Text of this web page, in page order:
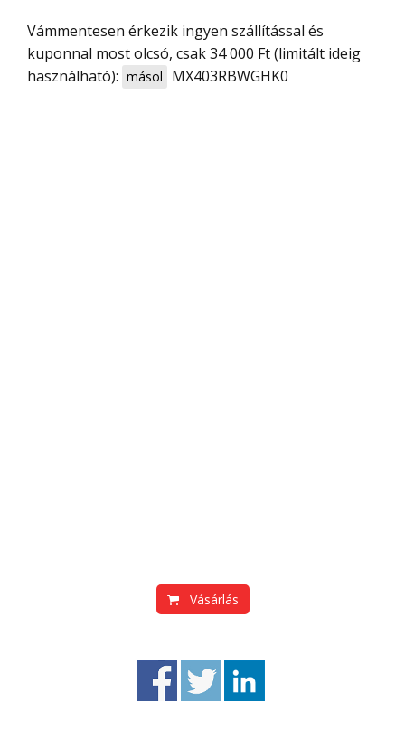
Vámmentesen érkezik ingyen szállítással és
kuponnal most olcsó, csak 34 000 Ft (limitált ideig
használható): másol MX403RBWGHK0
Vásárlás